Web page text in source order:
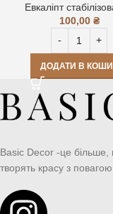
Евкаліпт
100,00 ₴
ДОДАТИ В
Basic Decor -це більше,
творять красу з